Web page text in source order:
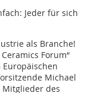
Jeder für sich
als Branche!
Forum“
Europäischen
Michael
Mitglieder des